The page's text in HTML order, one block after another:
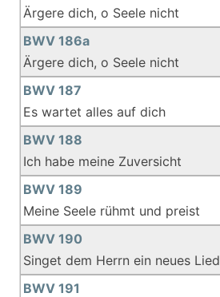
Ärgere dich, o Seele nicht
BWV 186a
Ärgere dich, o Seele nicht
BWV 187
Es wartet alles auf dich
BWV 188
Ich habe meine Zuversicht
BWV 189
Meine Seele rühmt und preist
BWV 190
Singet dem Herrn ein neues Lied
BWV 191